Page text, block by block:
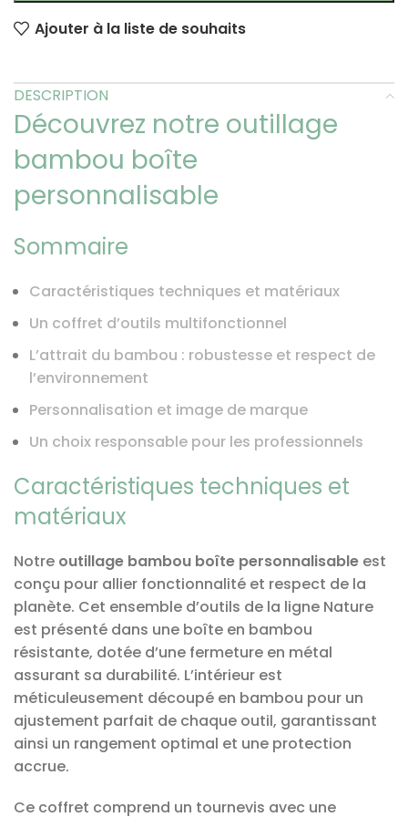
Ajouter à la liste de souhaits
DESCRIPTION
Découvrez notre outillage
bambou boîte
personnalisable
Sommaire
Caractéristiques techniques et matériaux
Un coffret d’outils multifonctionnel
L’attrait du bambou : robustesse et respect de
l’environnement
Personnalisation et image de marque
Un choix responsable pour les professionnels
Caractéristiques techniques et
matériaux
Notre outillage bambou boîte personnalisable est
conçu pour allier fonctionnalité et respect de la
planète. Cet ensemble d’outils de la ligne Nature
est présenté dans une boîte en bambou
résistante, dotée d’une fermeture en métal
assurant sa durabilité. L’intérieur est
méticuleusement découpé en bambou pour un
ajustement parfait de chaque outil, garantissant
ainsi un rangement optimal et une protection
accrue.
Ce coffret comprend un tournevis avec une